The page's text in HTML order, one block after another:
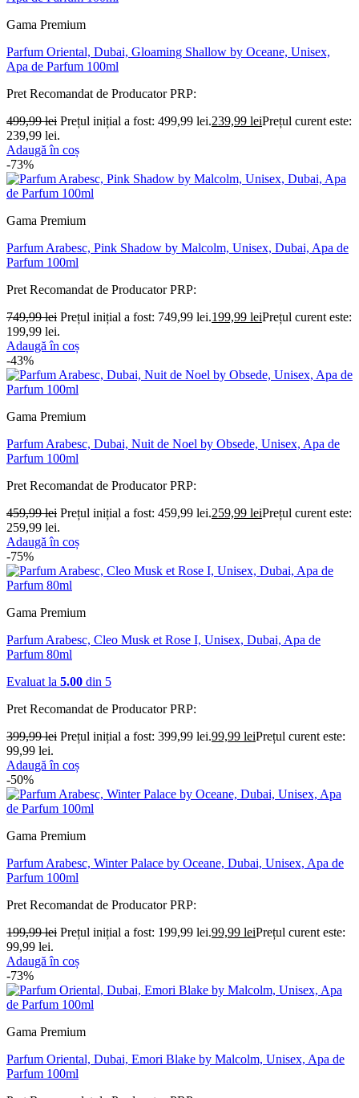
Gama Premium
Parfum Oriental, Dubai, Gloaming Shallow by Oceane, Unisex,
Apa de Parfum 100ml
Pret Recomandat de ProducatorPRP:
499,99lei Prețul inițial a fost: 499,99 lei.239,99 leiPrețul curent este:
239,99 lei.
Adaugă în coș
-73%
Gama Premium
Parfum Arabesc, Pink Shadow by Malcolm, Unisex, Dubai, Apa de
Parfum 100ml
Pret Recomandat de ProducatorPRP:
749,99lei Prețul inițial a fost: 749,99 lei.199,99 leiPrețul curent este:
199,99 lei.
Adaugă în coș
-43%
Gama Premium
Parfum Arabesc, Dubai, Nuit de Noel by Obsede, Unisex, Apa de
Parfum 100ml
Pret Recomandat de ProducatorPRP:
459,99lei Prețul inițial a fost: 459,99 lei.259,99 leiPrețul curent este:
259,99 lei.
Adaugă în coș
-75%
Gama Premium
Parfum Arabesc, Cleo Musk et Rose I, Unisex, Dubai, Apa de
Parfum 80ml
Evaluat la 5.00 din 5
Pret Recomandat de ProducatorPRP:
399,99lei Prețul inițial a fost: 399,99 lei.99,99 leiPrețul curent este:
99,99 lei.
Adaugă în coș
-50%
Gama Premium
Parfum Arabesc, Winter Palace by Oceane, Dubai, Unisex, Apa de
Parfum 100ml
Pret Recomandat de ProducatorPRP:
199,99lei Prețul inițial a fost: 199,99 lei.99,99 leiPrețul curent este:
99,99 lei.
Adaugă în coș
-73%
Gama Premium
Parfum Oriental, Dubai, Emori Blake by Malcolm, Unisex, Apa de
Parfum 100ml